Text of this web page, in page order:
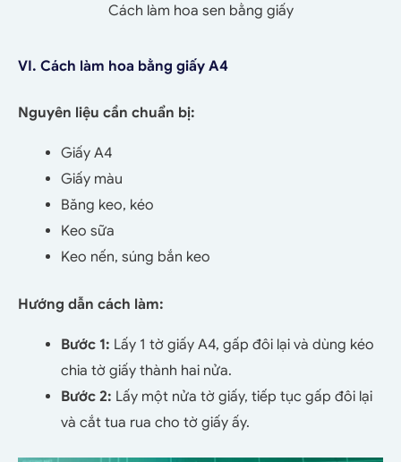
Cách làm hoa sen bằng giấy
VI. Cách làm hoa bằng giấy A4
Nguyên liệu cần chuẩn bị:
Giấy A4
Giấy màu
Băng keo, kéo
Keo sữa
Keo nến, súng bắn keo
Hướng dẫn cách làm:
Bước 1: Lấy 1 tờ giấy A4, gấp đôi lại và dùng kéo
chia tờ giấy thành hai nửa.
Bước 2: Lấy một nửa tờ giấy, tiếp tục gấp đôi lại
và cắt tua rua cho tờ giấy ấy.